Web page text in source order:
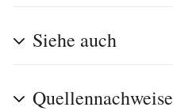
Siehe auch
Quellennachweise